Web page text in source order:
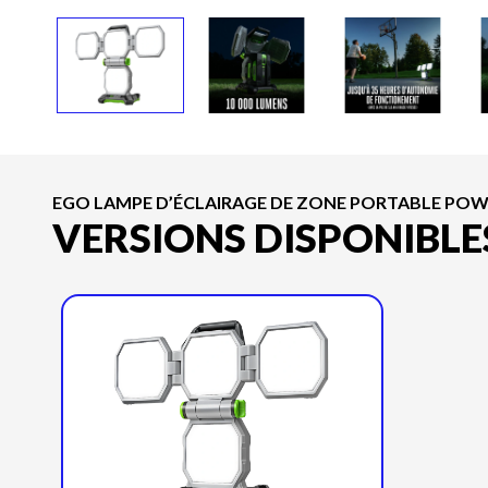
EGO LAMPE D’ÉCLAIRAGE DE ZONE PORTABLE
VERSIONS